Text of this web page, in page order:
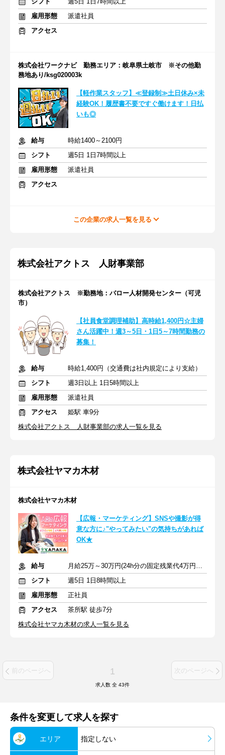
雇用形態
派遣社員
アクセス
株式会社ワークナビ 勤務エリア：岐阜県土岐市 ※その他勤
務地あり/ksg020003k
【軽作業スタッフ】≪登録制≫土日休み×未
経験OK！履歴書不要ですぐ働けます！日払
いも◎
給与
時給1400～2100円
シフト
週5日 1日7時間以上
雇用形態
派遣社員
アクセス
この企業の求人一覧を見る
株式会社アクトス 人財事業部
株式会社アクトス ※勤務地：バロー人材開発センター（可児
市）
【社員食堂調理補助】高時給1,400円☆主婦
さん活躍中！週3～5日・1日5～7時間勤務の
募集！
給与
時給1,400円（交通費は社内規定により支給）
シフト
週3日以上 1日5時間以上
雇用形態
派遣社員
アクセス
姫駅 車9分
株式会社アクトス 人財事業部の求人一覧を見る
株式会社ヤマカ木材
株式会社ヤマカ木材
【広報・マーケティング】SNSや撮影が得
意な方に♪"やってみたい"の気持ちがあれば
OK★
給与
月給25万～30万円(24h分の固定残業代4万円含む)+交通費/賞与など
シフト
週5日 1日8時間以上
雇用形態
正社員
アクセス
茶所駅 徒歩7分
株式会社ヤマカ木材の求人一覧を見る
前のページへ 1 次のページへ
求人数 全 43件
条件を変更して求人を探す
エリア 指定しない